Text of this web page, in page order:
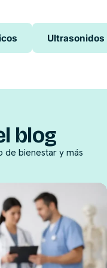
Ultrasonidos
blog
de bienestar y más